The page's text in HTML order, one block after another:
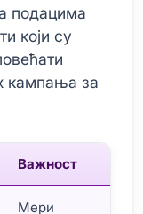
подацима
који су
кампања за
Важност
Мери